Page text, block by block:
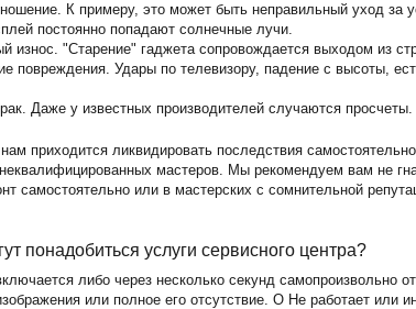
К примеру, это может быть неправильный уход за
постоянно попадают солнечные лучи.
износ. "Старение" гаджета сопровождается выходом из
повреждения. Удары по телевизору, падение с высоты,
Даже у известных производителей случаются просчеты.
приходится ликвидировать последствия
мастеров. Мы рекомендуем вам не
самостоятельно или в мастерских с сомнительной
понадобиться услуги сервисного центра?
либо через несколько секунд самопроизвольно
или полное его отсутствие. O Не работает или